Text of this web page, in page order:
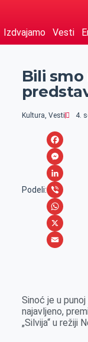
Izdvajamo Vesti
Bili
Kultura, Vesti 4.
Podeli:
F
a
c
e
b
o
M
e
s
s
e
r
L
i
n
k
n
V
i
b
W
h
A
p
X
i
l
Sinoć je u
najavljeno,
„Silvija“ u režiji